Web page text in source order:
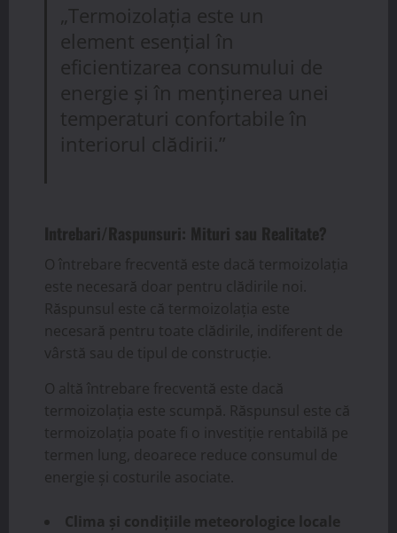
„Termoizolația este un
element esențial în
eficientizarea consumului de
energie și în menținerea unei
temperaturi confortabile în
interiorul clădirii.”
Intrebari/Raspunsuri: Mituri sau Realitate?
O întrebare frecventă este dacă termoizolația
este necesară doar pentru clădirile noi.
Răspunsul este că termoizolația este
necesară pentru toate clădirile, indiferent de
vârstă sau de tipul de construcție.
O altă întrebare frecventă este dacă
termoizolația este scumpă. Răspunsul este că
termoizolația poate fi o investiție rentabilă pe
termen lung, deoarece reduce consumul de
energie și costurile asociate.
Clima și condițiile meteorologice locale